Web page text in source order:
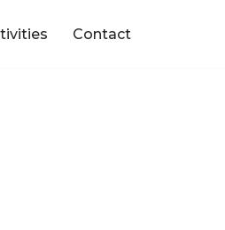
Contact